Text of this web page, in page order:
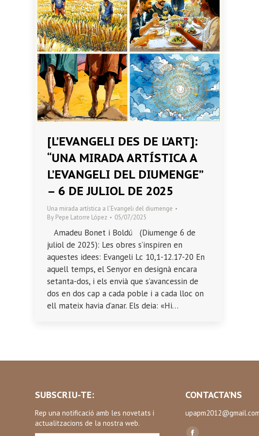
[L’EVANGELI DES DE L’ART]:
“UNA MIRADA ARTÍSTICA A
L’EVANGELI DEL DIUMENGE”
– 6 DE JULIOL DE 2025
Una mirada artística a l’Evangeli del diumenge
By Pepe Latorre López 05/07/2025
Amadeu Bonet i Boldú (Diumenge 6 de
juliol de 2025): Les obres s’inspiren en
aquestes idees: Evangeli Lc 10,1-12.17-20 En
aquell temps, el Senyor en designà encara
setanta-dos, i els envià que s’avancessin de
dos en dos cap a cada poble i a cada lloc on
ell mateix havia d’anar. Els deia: «Hi…
SUBSCRIU-TE:
Rep una notificació amb les novetats i
actualitzacions de la nostra web.
CONTACTA’NS
Find us on: